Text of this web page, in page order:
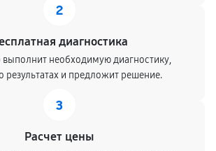
2
диагностика
необходимую диагностику,
результатах и предложит решение.
3
Расчет цены